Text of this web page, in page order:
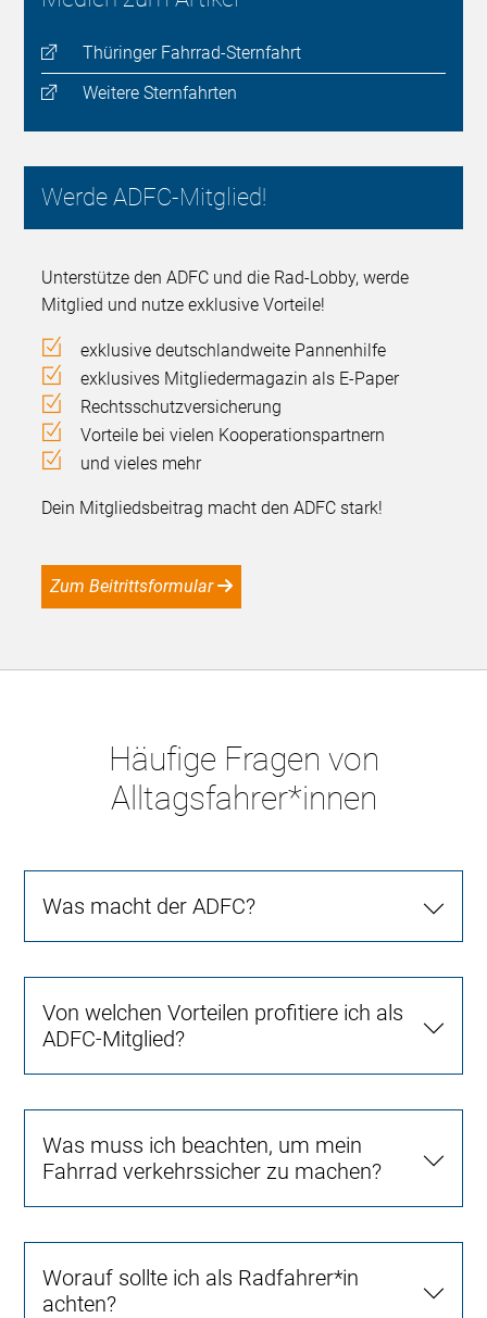
Thüringer Fahrrad-Sternfahrt
Weitere Sternfahrten
Werde ADFC-Mitglied!
Unterstütze den ADFC und die Rad-Lobby, werde
Mitglied und nutze exklusive Vorteile!
exklusive deutschlandweite Pannenhilfe
exklusives Mitgliedermagazin als E-Paper
Rechtsschutzversicherung
Vorteile bei vielen Kooperationspartnern
und vieles mehr
Dein Mitgliedsbeitrag macht den ADFC stark!
Zum Beitrittsformular
Häufige Fragen von
Alltagsfahrer*innen
Was macht der ADFC?
Von welchen Vorteilen profitiere ich als
ADFC-Mitglied?
Was muss ich beachten, um mein
Fahrrad verkehrssicher zu machen?
Worauf sollte ich als Radfahrer*in
achten?